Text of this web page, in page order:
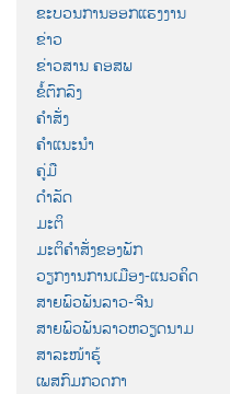
ຂະບວນການອອກແຮງງານ
ຂ່າວ
ຂ່າວສານ ຄອສພ
ຂໍ້ຕົກລົງ
ຄຳສັ່ງ
ຄຳແນະນຳ
ຄູ່ມື
ດຳລັດ
ມະຕິ
ມະຕິຄຳສັ່ງຂອງພັກ
ວຽກງານການເມືອງ-ແນວຄິດ
ສາຍພົວພັນລາວ-ຈີນ
ສາຍພົວພັນລາວຫວຽດນາມ
ສາລະໜ້າຮູ້
ເພສກົມກວດກາ